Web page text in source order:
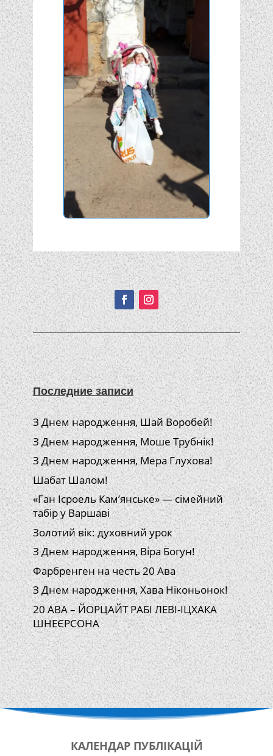
Подписывайтесь!
Последние записи
З Днем народження, Шай Воробей!
З Днем народження, Моше Трубнік!
З Днем народження, Мера Глухова!
Шабат Шалом!
«Ган Ісроель Кам’янське» — сімейний
табір у Варшаві
Золотий вік: духовний урок
З Днем народження, Віра Богун!
Фарбренген на честь 20 Ава
З Днем народження, Хава Ніконьонок!
20 АВА – ЙОРЦАЙТ РАБІ ЛЕВІ-ІЦХАКА
ШНЕЄРСОНА
КАЛЕНДАР ПУБЛІКАЦІЙ